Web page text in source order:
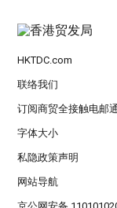
HKTDC.com
联络我们
订阅商贸全接触电邮
字体大小
私隐政策声明
网站导航